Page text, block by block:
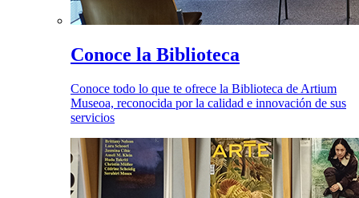
Conoce la Biblioteca
Conoce todo lo que te ofrece la Biblioteca de Artium
Museoa, reconocida por la calidad e innovación de sus
servicios